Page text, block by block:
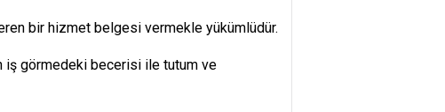
bir hizmet belgesi vermekle yükümlüdür.
iş görmedeki becerisi ile tutum ve